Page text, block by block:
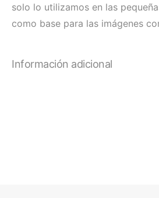
solo lo utilizamos en las
como base para las imágenes
Información adicional